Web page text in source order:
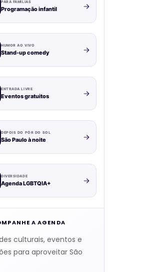
PARA FAMÍLIAS
Programação infantil
HUMOR AO VIVO
Stand-up comedy
ENTRADA LIVRE
Eventos gratuitos
DEPOIS DO PÔR DO SOL
São Paulo à noite
DIVERSIDADE
Agenda LGBTQIA+
A AGENDA
culturais, eventos e
para aproveitar São